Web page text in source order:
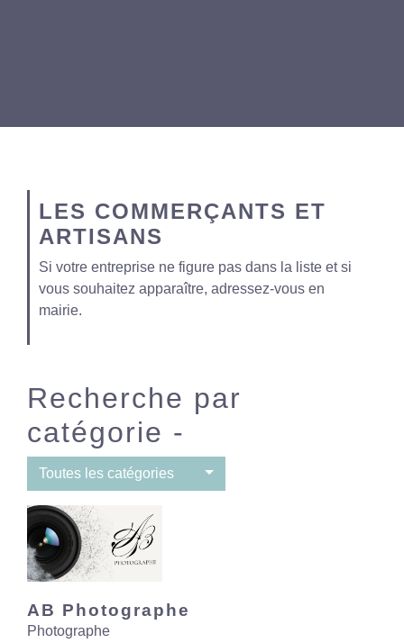
LES COMMERÇANTS ET
ARTISANS
Si votre entreprise ne figure pas dans la liste et si
vous souhaitez apparaître, adressez-vous en
mairie.
Recherche par
catégorie -
Toutes les catégories
AB Photographe
Photographe